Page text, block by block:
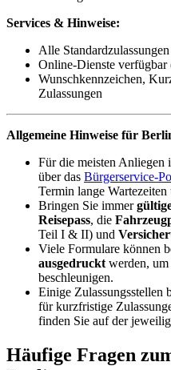
Services & Hinweise:
Alle
Online-Dienste verfügbar
Wunschkennzeichen,
Zulassungen
Allgemeine Hinweise für
Für die meisten Anliegen
über das Bürgerservice-
Termin lange
Bringen Sie immer
Reisepass, die
Teil I & II) und
Viele Formulare können
ausgedruckt werden,
beschleunigen.
Einige Zulassungsstellen
für kurzfristige
finden Sie auf der
Häufige Fragen